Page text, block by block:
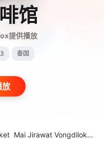
馆
提供播放
泰国
放
Mai Jirawat Vongdilokvath